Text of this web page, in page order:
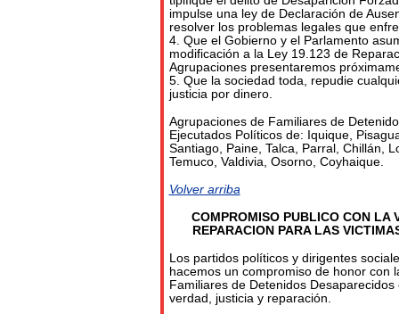
impulse una ley de Declaración de
resolver los problemas legales que
4. Que el Gobierno y el Parlamento
modificación a la Ley 19.123 de
Agrupaciones presentaremos
5. Que la sociedad toda, repudie
justicia por dinero.
Agrupaciones de Familiares de
Ejecutados Políticos de: Iquique,
Santiago, Paine, Talca, Parral, Chillán,
Temuco, Valdivia, Osorno, Coyhaique.
Volver arriba
COMPROMISO PUBLICO CON LA
REPARACION PARA LAS
Los partidos políticos y dirigentes
hacemos un compromiso de honor con
Familiares de Detenidos
verdad, justicia y reparación.